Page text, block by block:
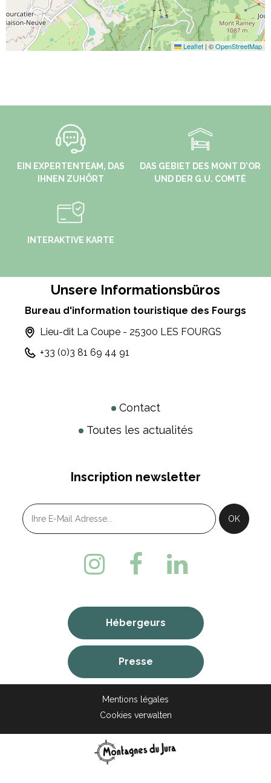
Leaflet | ©OpenStreetMap
EIN EXPERTENTEAM, DAS
IHNEN ZUHÖRT
DAS GEBIET DES MONT D'OR
UND DER G.U. COMTÉ
INTERAKTIVE KARTE
Unsere Informationsbüros
Bureau d'information touristique des Fourgs
Lieu-dit La Coupe - 25300 LES FOURGS
+33 (0)3 81 69 44 91
Contact
Toutes les actualités
Inscription newsletter
Hébergeurs
Presse
Mentions légales
Cookies verwalten